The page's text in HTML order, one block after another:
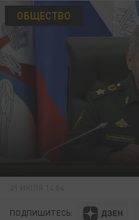
ОБЩЕСТВО
ПОДПИШИТЕСЬ: